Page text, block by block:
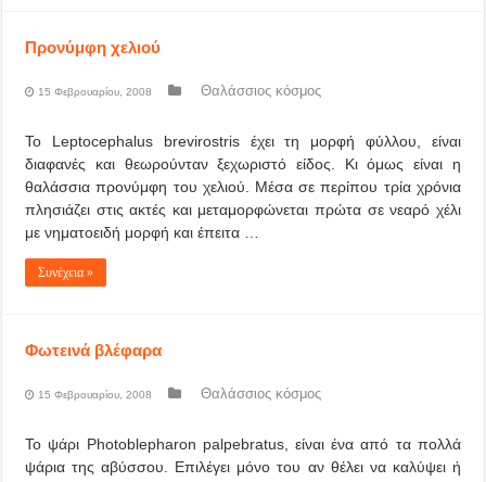
Προνύμφη χελιού
15 Φεβρουαρίου, 2008 Θαλάσσιος κόσμος
Το Leptocephalus brevirostris έχει τη μορφή φύλλου, είναι
διαφανές και θεωρούνταν ξεχωριστό είδος. Κι όμως είναι η
θαλάσσια προνύμφη του χελιού. Μέσα σε περίπου τρία χρόνια
πλησιάζει στις ακτές και μεταμορφώνεται πρώτα σε νεαρό χέλι
με νηματοειδή μορφή και έπειτα …
Συνέχεια »
Φωτεινά βλέφαρα
15 Φεβρουαρίου, 2008 Θαλάσσιος κόσμος
Το ψάρι Photoblepharon palpebratus, είναι ένα από τα πολλά
ψάρια της αβύσσου. Επιλέγει μόνο του αν θέλει να καλύψει ή